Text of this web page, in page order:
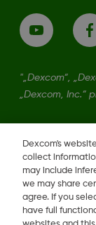
"„Dexcom“,
„Dexcom, Inc.“
Dexcom's
collect
may include
we may share
agree. If you
have full